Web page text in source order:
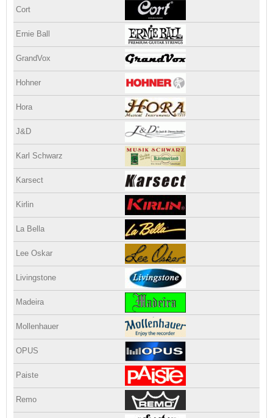
Cort
Ernie Ball
GrandVox
Hohner
Hora
J&D
Karl Schwarz
Karsect
Kirlin
La Bella
Lee Oskar
Livingstone
Madeira
Mollenhauer
OPUS
Paiste
Remo